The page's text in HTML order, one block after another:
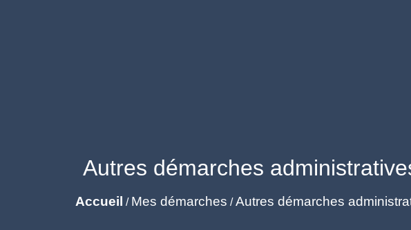
Autres démarches
Accueil / Mes démarches /Autres démarches